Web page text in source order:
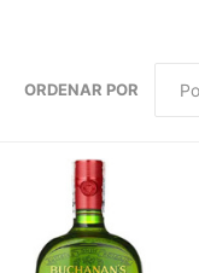
ORDENAR POR